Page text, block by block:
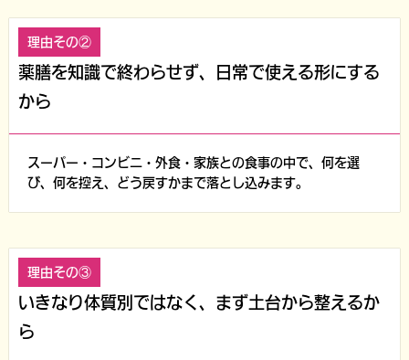
理由その②
薬膳を知識で終わらせず、日常で使える形にする
から
スーパー・コンビニ・外食・家族との食事の中で、何を選
び、何を控え、どう戻すかまで落とし込みます。
理由その③
いきなり体質別ではなく、まず土台から整えるか
ら